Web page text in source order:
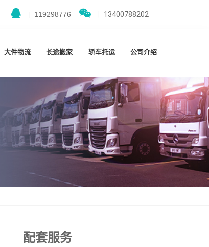
119298776 13400788202
大件物流 长途搬家 轿车托运 公司介绍
配套服务